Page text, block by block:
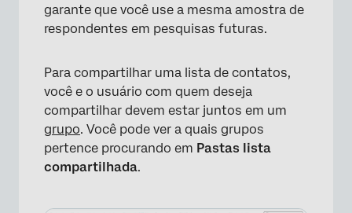
garante que você use a mesma amostra de
respondentes em pesquisas futuras.
Para compartilhar uma lista de contatos,
você e o usuário com quem deseja
compartilhar devem estar juntos em um
grupo. Você pode ver a quais grupos
pertence procurando em Pastas lista
compartilhada.